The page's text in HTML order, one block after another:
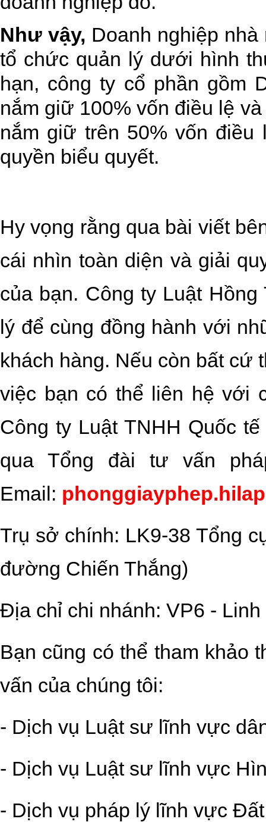
Như vậy, Doanh nghiệp
tổ chức quản lý dưới hình
hạn, công ty cổ phần gồm
nắm giữ 100% vốn điều lệ
nắm giữ trên 50% vốn
quyền biểu quyết.
Hy vọng rằng qua bài viết
cái nhìn toàn diện và giải
của bạn. Công ty Luật
lý để cùng đồng hành với
khách hàng. Nếu còn bất cứ
việc bạn có thể liên hệ với
Công ty Luật TNHH Quốc
qua Tổng đài tư vấn
Email:
Trụ sở chính: LK9-38 Tổng
đường Chiến Thắng)
Địa chỉ chi nhánh: VP6 -
Bạn cũng có thể tham khảo
vấn của chúng tôi:
- Dịch vụ Luật sư lĩnh vực
- Dịch vụ Luật sư lĩnh vực
- Dịch vụ pháp lý lĩnh vực